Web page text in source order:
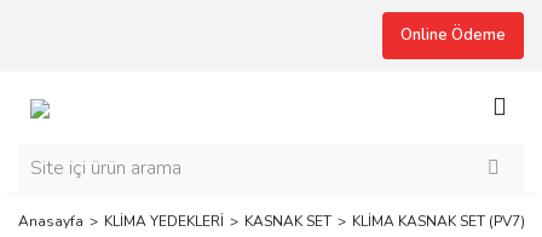
Online Ödeme
Anasayfa KLİMA YEDEKLERİ KASNAK SET KLİMA KASNAK SET (PV7)